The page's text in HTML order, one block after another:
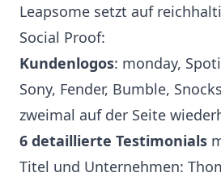
Leapsome setzt auf
Social Proof:
Kundenlogos: monday,
Sony, Fender, Bumble,
zweimal auf der Seite
6 detaillierte Testimonials
Titel und Unternehmen: